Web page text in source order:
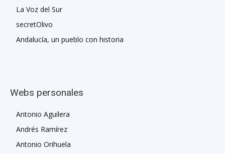
La Voz del Sur
secretOlivo
Andalucía, un pueblo con historia
Webs personales
Antonio Aguilera
Andrés Ramírez
Antonio Orihuela